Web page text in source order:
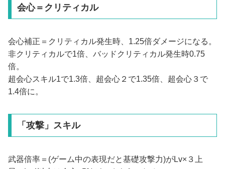
会心＝クリティカル
会心補正＝クリティカル発生時、1.25倍ダメージになる。
非クリティカルで1倍、バッドクリティカル発生時0.75
倍。
超会心スキル1で1.3倍、超会心２で1.35倍、超会心３で
1.4倍に。
「攻撃」スキル
武器倍率＝(ゲーム中の表現だと基礎攻撃力)がLv×３上